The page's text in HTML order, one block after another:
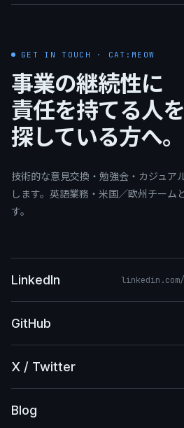
GET IN TOUCH · CAT:MEOW
事業の継続性に
責任を持てる人を
探している方へ。
技術的な意見交換・勉強会・カジュア
します。英語業務・米国／欧州チーム
す。
LinkedIn
GitHub
X / Twitter
Blog